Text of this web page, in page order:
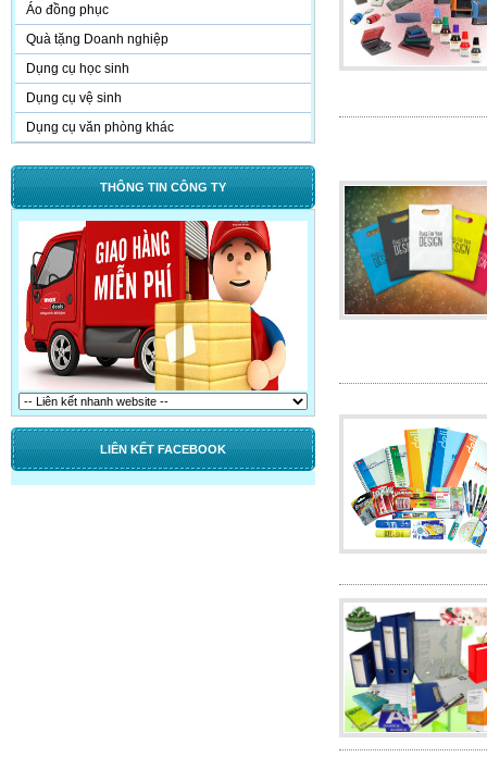
Áo đồng phục
Quà tặng Doanh nghiệp
Dụng cụ học sinh
Dụng cụ vệ sinh
Dụng cụ văn phòng khác
THÔNG TIN CÔNG TY
LIÊN KẾT FACEBOOK